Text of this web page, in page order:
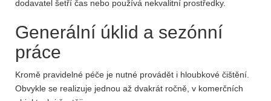
dodavatel šetří čas nebo používá nekvalitní prostředky.
Generální úklid a sezónní
práce
Kromě pravidelné péče je nutné provádět i hloubkové čištění.
Obvykle se realizuje jednou až dvakrát ročně, v komerčních